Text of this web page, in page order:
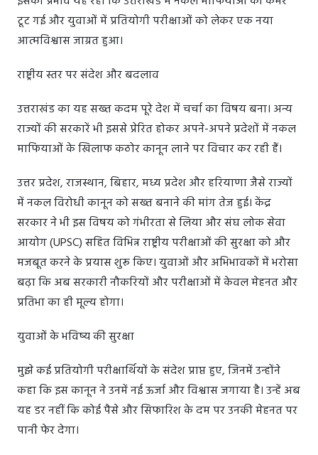
टूट गई और युवाओं में प्रतियोगी परीक्षाओं को लेकर एक नया
आत्मविश्वास जाग्रत हुआ।
राष्ट्रीय स्तर पर संदेश और बदलाव
उत्तराखंड का यह सख्त कदम पूरे देश में चर्चा का विषय बना। अन्य
राज्यों की सरकारें भी इससे प्रेरित होकर अपने-अपने प्रदेशों में नकल
माफियाओं के खिलाफ कठोर कानून लाने पर विचार कर रही हैं।
उत्तर प्रदेश, राजस्थान, बिहार, मध्य प्रदेश और हरियाणा जैसे राज्यों
में नकल विरोधी कानून को सख्त बनाने की मांग तेज हुई। केंद्र
सरकार ने भी इस विषय को गंभीरता से लिया और संघ लोक सेवा
आयोग (UPSC) सहित विभिन्न राष्ट्रीय परीक्षाओं की सुरक्षा को और
मजबूत करने के प्रयास शुरू किए। युवाओं और अभिभावकों में भरोसा
बढ़ा कि अब सरकारी नौकरियों और परीक्षाओं में केवल मेहनत और
प्रतिभा का ही मूल्य होगा।
युवाओं के भविष्य की सुरक्षा
मुझे कई प्रतियोगी परीक्षार्थियों के संदेश प्राप्त हुए, जिनमें उन्होंने
कहा कि इस कानून ने उनमें नई ऊर्जा और विश्वास जगाया है। उन्हें अब
यह डर नहीं कि कोई पैसे और सिफारिश के दम पर उनकी मेहनत पर
पानी फेर देगा।